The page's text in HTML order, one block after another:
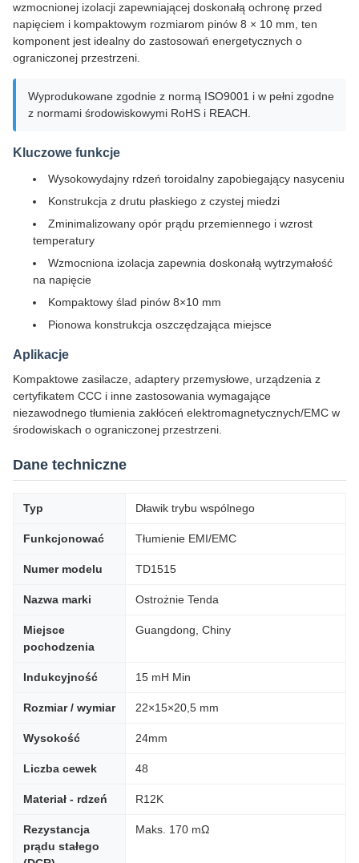
wzmocnionej izolacji zapewniającej doskonałą ochronę przed
napięciem i kompaktowym rozmiarom pinów 8 × 10 mm, ten
komponent jest idealny do zastosowań energetycznych o
ograniczonej przestrzeni.
Wyprodukowane zgodnie z normą ISO9001 i w pełni zgodne
z normami środowiskowymi RoHS i REACH.
Kluczowe funkcje
Wysokowydajny rdzeń toroidalny zapobiegający nasyceniu
Konstrukcja z drutu płaskiego z czystej miedzi
Zminimalizowany opór prądu przemiennego i wzrost
temperatury
Wzmocniona izolacja zapewnia doskonałą wytrzymałość
na napięcie
Kompaktowy ślad pinów 8×10 mm
Pionowa konstrukcja oszczędzająca miejsce
Aplikacje
Kompaktowe zasilacze, adaptery przemysłowe, urządzenia z
certyfikatem CCC i inne zastosowania wymagające
niezawodnego tłumienia zakłóceń elektromagnetycznych/EMC w
środowiskach o ograniczonej przestrzeni.
Dane techniczne
Typ Dławik trybu wspólnego
Funkcjonować Tłumienie EMI/EMC
Numer modelu TD1515
Nazwa marki Ostrożnie Tenda
Miejsce
pochodzenia
Guangdong, Chiny
Indukcyjność 15 mH Min
Rozmiar / wymiar 22×15×20,5 mm
Wysokość 24mm
Liczba cewek 48
Materiał - rdzeń R12K
Rezystancja
prądu stałego
Maks. 170 mΩ